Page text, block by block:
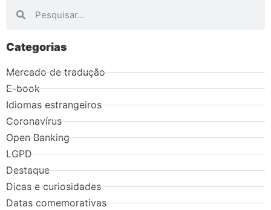
Categorias
Mercado de tradução
E-book
Idiomas estrangeiros
Coronavírus
Open Banking
LGPD
Destaque
Dicas e curiosidades
Datas comemorativas